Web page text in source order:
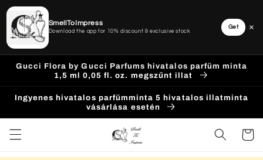
Ugrás a
tartalomhoz
Gucci Flora by Gucci Parfums hivatalos parfüm minta
1,5 ml 0,05 fl. oz. megszűnt illat
Ingyenes hivatalos parfümminta 5 hivatalos illatminta
vásárlása esetén
Kosár
SmellToImpress
Download the app for 10% discount & exclusive stock
Get ×